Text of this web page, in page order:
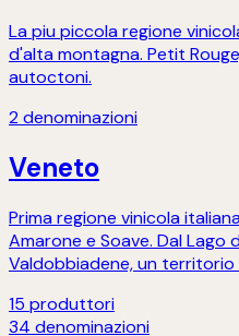
La piu piccola regione
d'alta montagna. Petit
autoctoni.
2 denominazioni
Veneto
Prima regione vinicola
Amarone e Soave. Dal Lago
Valdobbiadene, un territorio
15 produttori
34 denominazioni